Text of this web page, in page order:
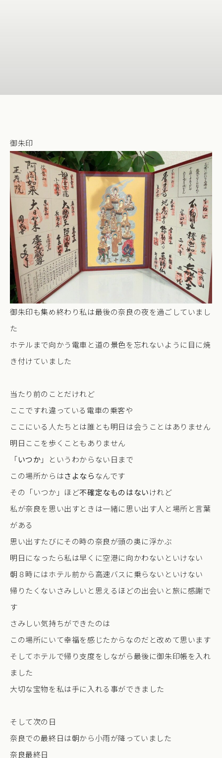
御朱印
御朱印も集め終わり私は最後の奈良の夜を過ごしていまし
た
ホテルまで向かう電車と道の景色を忘れないように目に焼
き付けていました
当たり前のことだけれど
ここですれ違っている電車の乗客や
ここにいる人たちとは誰とも明日は会うことはありません
明日ここを歩くこともありません
「いつか」というわからない日まで
この場所からはさよならなんです
その「いつか」ほど不確定なものはないけれど
私が奈良を思い出すときは一緒に思い出す人と場所と言葉
がある
思い出すたびにその時の奈良が頭の奥に浮かぶ
明日になったら私は早くに空港に向かわないといけない
朝８時にはホテル前から高速バスに乗らないといけない
帰りたくないさみしいと思えるほどの出会いと旅に感謝で
す
さみしい気持ちができたのは
この場所にいて幸福を感じたからなのだと改めて思います
そしてホテルで帰り支度をしながら最後に御朱印帳を入れ
ました
大切な宝物を私は手に入れる事ができました
そして次の日
奈良での最終日は朝から小雨が降っていました
奈良最終日